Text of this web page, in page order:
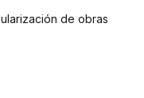
de obras